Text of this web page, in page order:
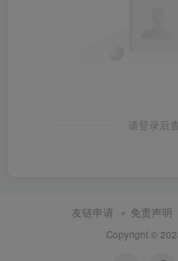
请登录后
友链申请 免责声明
Copyright ©